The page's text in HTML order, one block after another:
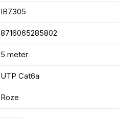
IB7305
8716065285802
5 meter
UTP Cat6a
Roze